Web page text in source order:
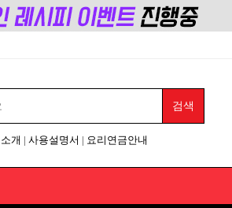
개 | 사용설명서 | 요리연금안내